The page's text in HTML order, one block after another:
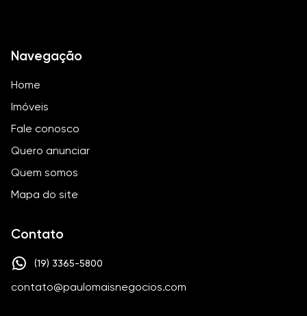
Navegação
Home
Imóveis
Fale conosco
Quero anunciar
Quem somos
Mapa do site
Contato
(19) 3365-5800
contato@paulomaisnegocios.com